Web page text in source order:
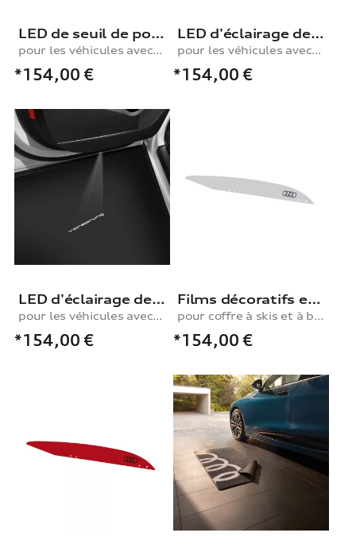
LED de seuil de porte avec projection des anneaux Audi
pour les véhicules avec éclairage de seuil à LED
*154,00 €
LED d'éclairage de seuil anneaux Audi avec gecko, sur les modèles avec éclairage de seuil à DEL
pour les véhicules avec éclairage de seuil à LED
*154,00 €
LED d'éclairage de seuil Vorsprung (avance), sur les modèles avec éclairage de seuil à DEL
pour les véhicules avec éclairage de seuil à LED
*154,00 €
Films décoratifs en blanc glacier pour coffre à skis et à bagages, 430 l
pour coffre à skis et à bagages, 430 l
*154,00 €